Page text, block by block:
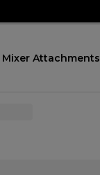
Mixer Attachments